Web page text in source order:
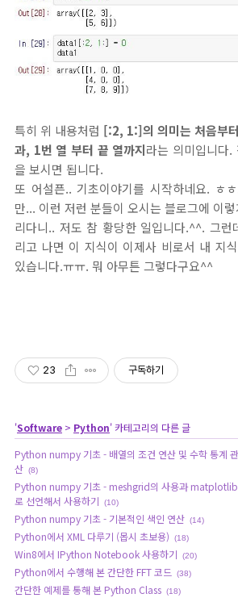
특히 위 내용처럼 [:2, 1:]의 의미는 처음부
과, 1번 열 부터 끝 열까지라는 의미입니다.
을 보시면 됩니다.
또 어설픈.. 기초이야기를 시작하네요. ㅎ
만... 이런 저런 분들이 오시는 블로그에 이
리다니.. 저도 참 황당한 일입니다.^^. 그런
리고 나면 이 지식이 이제사 비로서 내 지
있습니다.ㅠㅠ. 뭐 아무튼 그렇다구요^^
23 구독하기
'Software > Python' 카테고리의 다른 글
Python numpy 기초 - 배열의 조건 연산 및 수학 통계
산 (8)
Python numpy 기초 - meshgrid의 사용과
로 선언해서 사용하기
(10)
Python numpy 기초 - 기본적인 색인 연산 (14)
Python에서 XML 다루기 (몹시 초보용) (18)
Win8에서 IPython Notebook 사용하기 (20)
Python에서 수행해 본 간단한 FFT 코드 (38)
간단한 예제를 통해 본 Python Class (18)